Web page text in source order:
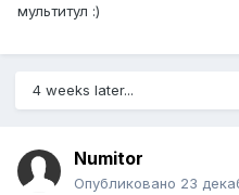
мультитул :)
4 weeks later...
Numitor
Опубликовано 23